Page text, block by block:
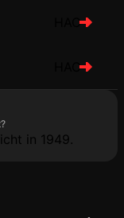
HAC
HAC
in 1949.